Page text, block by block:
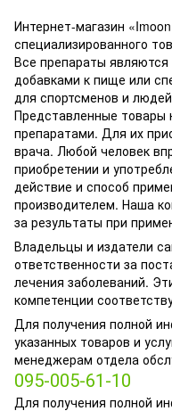
Интернет-магазин
специализированного
Все препараты
добавками к пище или
для спортсменов и
Представленные товары
препаратами. Для их
врача. Любой человек
приобретении и
действие и способ
производителем. Наша
за результаты при
Владельцы и издатели
ответственности за
лечения заболеваний.
компетенции
Для получения полной
указанных товаров и
менеджерам отдела
095-005-61-10
Для получения полной